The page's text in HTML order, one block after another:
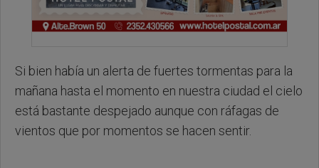
Si bien había un alerta de fuertes tormentas para la
mañana hasta el momento en nuestra ciudad el cielo
está bastante despejado aunque con ráfagas de
vientos que por momentos se hacen sentir.